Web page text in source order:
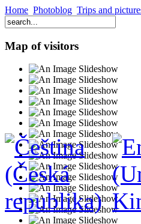
Home Photoblog Trips and
Map of visitors